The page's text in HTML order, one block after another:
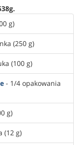
g)
(250 g)
(100 g)
- 1/4 opakowania
g)
(12 g)